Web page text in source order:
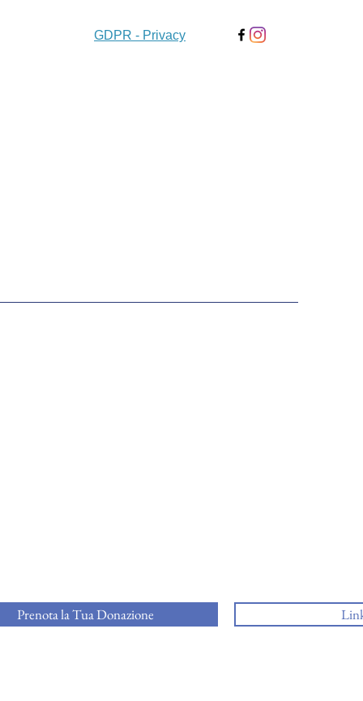
GDPR - Privacy
Prenota la Tua Donazione